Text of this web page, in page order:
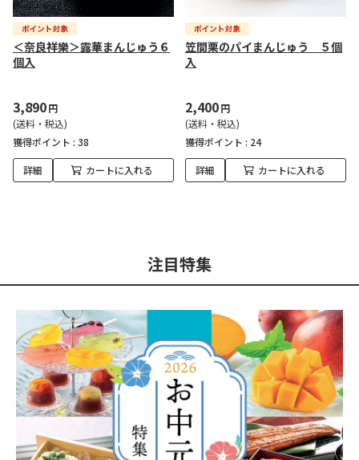
＜奈良祥樂＞露華まんじゅう６
個入
3,890円
(送料・税込)
獲得ポイント : 38
詳細 カートに入れる
笠間栗のパイまんじゅう ５個
入
2,400円
(送料・税込)
獲得ポイント : 24
詳細 カートに入れる
注目特集